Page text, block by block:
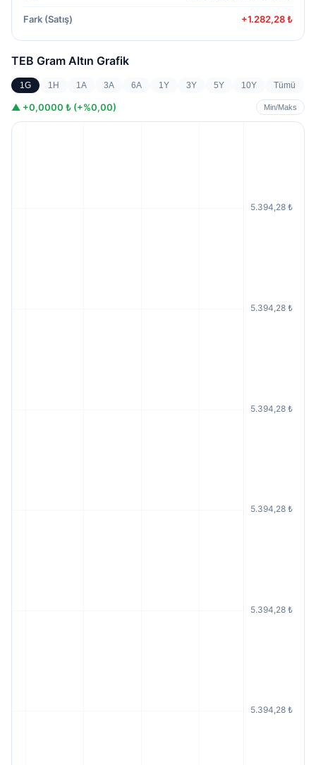
Fark (Satış) +1.282,28 ₺
TEB Gram Altın Grafik
1G 1H 1A 3A 6A 1Y 3Y 5Y 10Y Tümü
▲ +0,0000 ₺ (+%0,00) Min/Maks